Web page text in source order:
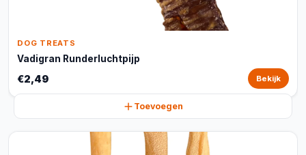
DOG TREATS
Vadigran Runderluchtpijp
€2,49 Bekijk
Toevoegen